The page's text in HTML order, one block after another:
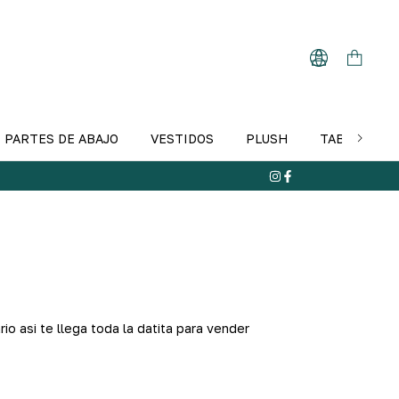
PARTES DE ABAJO VESTIDOS PLUSH TABLA DE
asi te llega toda la datita para vender